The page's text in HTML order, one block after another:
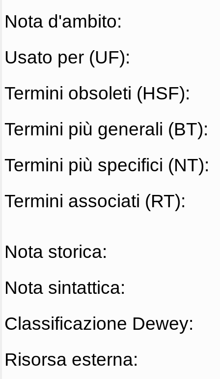
Nota d'ambito:
Usato per (UF):
Termini obsoleti (HSF):
Termini più generali (BT):
Termini più specifici (NT):
Termini associati (RT):
Nota storica:
Nota sintattica:
Classificazione Dewey:
Risorsa esterna: